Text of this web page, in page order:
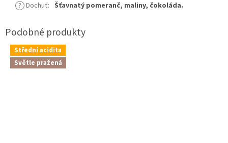
? Dochuť: Šťavnatý pomeranč, maliny, čokoláda.
Střední acidita
Světle pražená